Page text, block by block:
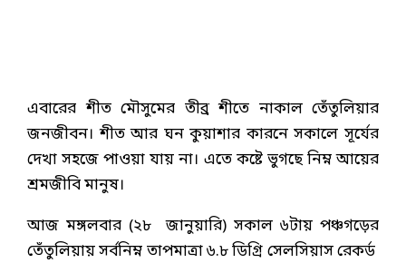
এবারের শীত মৌসুমের তীব্র শীতে নাকাল তেঁতুলিয়ার
জনজীবন। শীত আর ঘন কুয়াশার কারনে সকালে সূর্যের
দেখা সহজে পাওয়া যায় না। এতে কষ্টে ভুগছে নিম্ন আয়ের
শ্রমজীবি মানুষ।
আজ মঙ্গলবার (২৮ জানুয়ারি) সকাল ৬টায় পঞ্চগড়ের
তেঁতুলিয়ায় সর্বনিম্ন তাপমাত্রা ৬.৮ ডিগ্রি সেলসিয়াস রেকর্ড